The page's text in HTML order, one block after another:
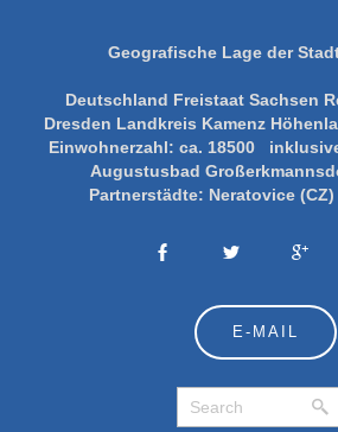
Geografische Lage der
Deutschland Freistaat Sachsen
Dresden Landkreis Kamenz
Einwohnerzahl: ca. 18500
Augustusbad
Partnerstädte: Neratovice (CZ)
E-MAIL